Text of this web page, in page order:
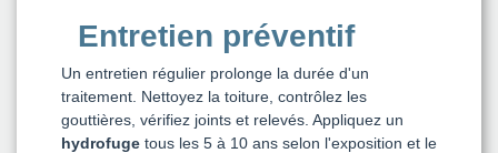
Entretien préventif
Un entretien régulier prolonge la durée d'un
traitement. Nettoyez la toiture, contrôlez les
gouttières, vérifiez joints et relevés. Appliquez un
hydrofuge tous les 5 à 10 ans selon l'exposition et le